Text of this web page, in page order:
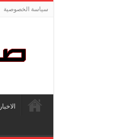
سياسة الخصوصية
الاخبار